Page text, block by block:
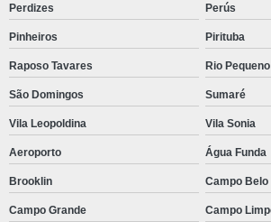
Perdizes Perús
Pinheiros Pirituba
Raposo Tavares Rio Pequeno
São Domingos Sumaré
Vila Leopoldina Vila Sonia
Aeroporto Água Funda
Brooklin Campo Belo
Campo Grande Campo